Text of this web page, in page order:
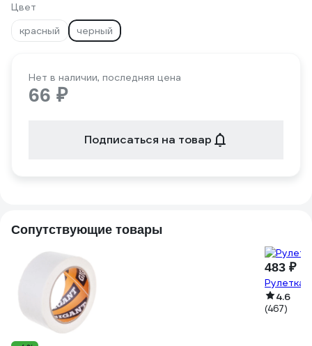
Цвет
красный
черный
Нет в наличии, последняя цена
66 ₽
Подписаться на товар
Сопутствующие товары
483 ₽
Рулетка
4.6
(467)